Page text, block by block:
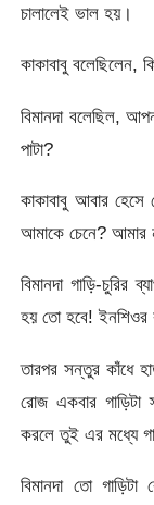
চালালেই ভাল হয়।
কাকাবাবু বলেছিলেন,
বিমানদা বলেছিল,
পাটা?
কাকাবাবু আবার
আমাকে চেনে? আমার
বিমানদা গাড়ি-চুরির
হয় তো হবে! ইনশিওর
তারপর সন্তুর কাঁধে
রোজ একবার গাড়িটা
করলে তুই এর মধ্যে
বিমানদা তো